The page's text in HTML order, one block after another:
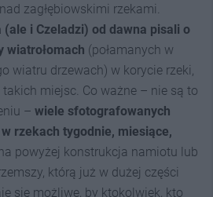
zagłębiowskimi rzekami.
i Czeladzi) od dawna pisali o
wiatrołomach (połamanych w
wiatru drzewach) w korycie rzeki,
miejsc. Co ważne – nie są to
– wiele sfotografowanych
rzekach tygodnie, miesiące,
powyżej konstrukcja namiotu lub
którą już w dużej części
się możliwe, by ktokolwiek, kto